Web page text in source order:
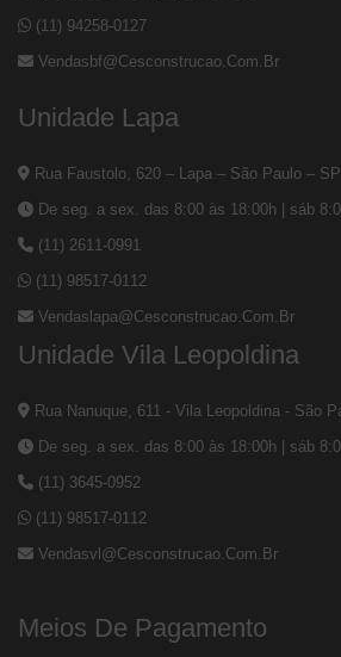
(11) 94258-0127
Vendasbf@cesconstrucao.com.br
Unidade Lapa
Rua Faustolo, 620 – Lapa – São Paulo – SP
De seg. a sex. das 8:00 às 18:00h | sáb
(11) 2611-0991
(11) 98517-0112
Vendaslapa@cesconstrucao.com.br
Unidade Vila Leopoldina
Rua Nanuque, 611 - Vila Leopoldina - São
De seg. a sex. das 8:00 às 18:00h | sáb
(11) 3645-0952
(11) 98517-0112
Vendasvl@cesconstrucao.com.br
Meios De Pagamento